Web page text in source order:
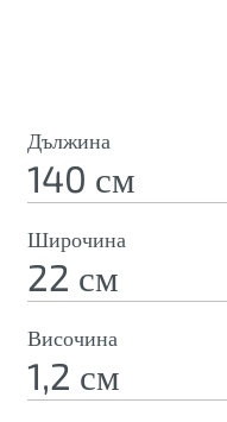
Дължина
140 см
Широчина
22 см
Височина
1,2 см